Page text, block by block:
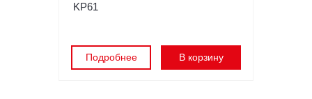
KP61
Подробнее В корзину